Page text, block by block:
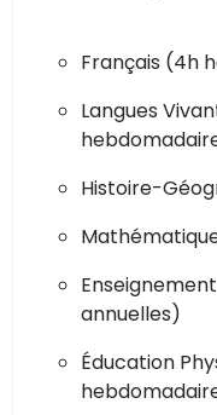
Français (4h
Langues
Histoire-
annuelles)
Éducation